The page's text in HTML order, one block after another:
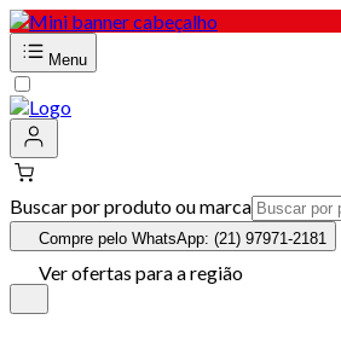
Menu
Buscar por produto ou marca
Compre pelo WhatsApp: (21) 97971-2181
Ver ofertas para a região